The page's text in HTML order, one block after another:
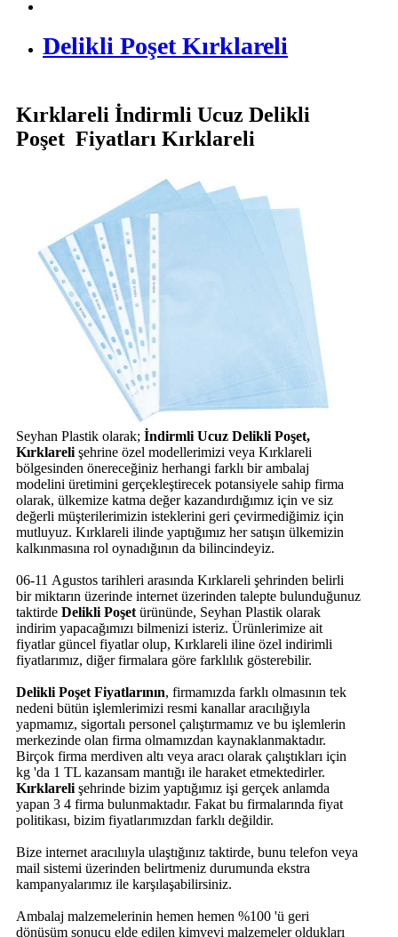
Delikli Poşet Kırklareli
Kırklareli İndirmli Ucuz Delikli
Poşet Fiyatları Kırklareli
Seyhan Plastik olarak; İndirmli Ucuz Delikli Poşet,
Kırklareli şehrine özel modellerimizi veya Kırklareli
bölgesinden önereceğiniz herhangi farklı bir ambalaj
modelini üretimini gerçekleştirecek potansiyele sahip firma
olarak, ülkemize katma değer kazandırdığımız için ve siz
değerli müşterilerimizin isteklerini geri çevirmediğimiz için
mutluyuz. Kırklareli ilinde yaptığımız her satışın ülkemizin
kalkınmasına rol oynadığının da bilincindeyiz.
06-11 Agustos tarihleri arasında Kırklareli şehrinden belirli
bir miktarın üzerinde internet üzerinden talepte bulunduğunuz
taktirde Delikli Poşet ürününde, Seyhan Plastik olarak
indirim yapacağımızı bilmenizi isteriz. Ürünlerimize ait
fiyatlar güncel fiyatlar olup, Kırklareli iline özel indirimli
fiyatlarımız, diğer firmalara göre farklılık gösterebilir.
Delikli Poşet Fiyatlarının, firmamızda farklı olmasının tek
nedeni bütün işlemlerimizi resmi kanallar aracılığıyla
yapmamız, sigortalı personel çalıştırmamız ve bu işlemlerin
merkezinde olan firma olmamızdan kaynaklanmaktadır.
Birçok firma merdiven altı veya aracı olarak çalıştıkları için
kg 'da 1 TL kazansam mantığı ile haraket etmektedirler.
Kırklareli şehrinde bizim yaptığımız işi gerçek anlamda
yapan 3 4 firma bulunmaktadır. Fakat bu firmalarında fiyat
politikası, bizim fiyatlarımızdan farklı değildir.
Bize internet aracılııyla ulaştığınız taktirde, bunu telefon veya
mail sistemi üzerinden belirtmeniz durumunda ekstra
kampanyalarımız ile karşılaşabilirsiniz.
Ambalaj malzemelerinin hemen hemen %100 'ü geri
dönüşüm sonucu elde edilen kimyevi malzemeler oldukları